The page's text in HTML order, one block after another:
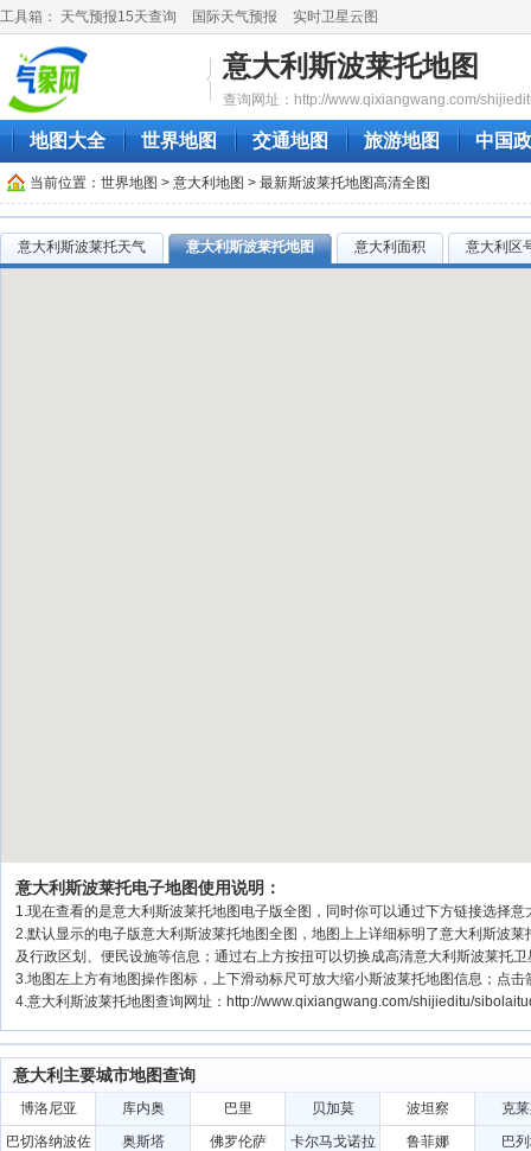
工具箱： 天气预报15天查询 国际天气预报 实时卫星云图
意大利斯波莱托地图
查询网址：http://www.qixiangwang.com/
地图大全 世界地图 交通地图 旅游地图 中国
当前位置： 世界地图 > 意大利地图 > 最新斯波莱托地图高清全图
意大利斯波莱托天气 意大利斯波莱托地图 意大利面积 意大利区
意大利斯波莱托电子地图使用说明：
1.现在查看的是意大利斯波莱托地图电子版全图，同时你可以通过下方链接选择
2.默认显示的电子版意大利斯波莱托地图全图，地图上上详细标明了意大利斯波
及行政区划、便民设施等信息；通过右上方按扭可以切换成高清意大利斯波莱托
3.地图左上方有地图操作图标，上下滑动标尺可放大缩小斯波莱托地图信息；点
4.意大利斯波莱托地图查询网址：http://www.qixiangwang.com/shijieditu/
意大利主要城市地图查询
博洛尼亚 库内奥 巴里 贝加莫 波坦察
克
巴切洛纳波佐
奥斯塔 佛罗伦萨 卡尔马戈诺拉 鲁菲娜
巴